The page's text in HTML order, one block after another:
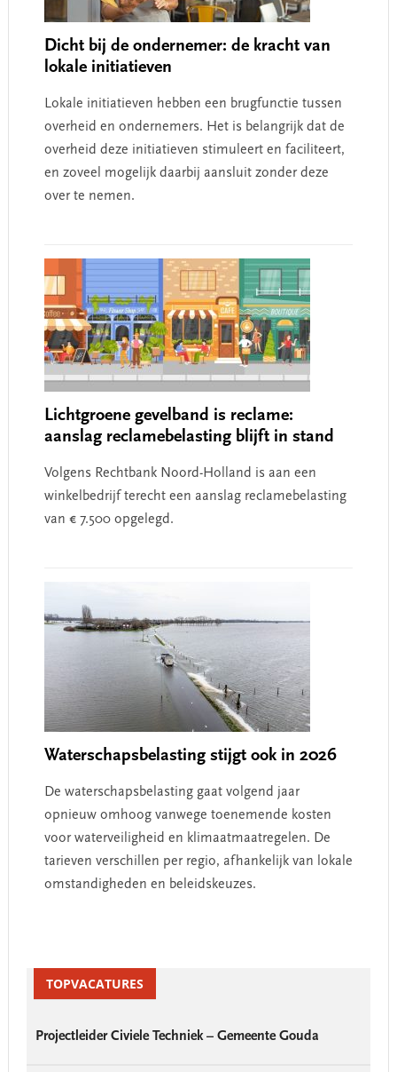
Dicht bij de ondernemer: de kracht van
lokale initiatieven
Lokale initiatieven hebben een brugfunctie tussen
overheid en ondernemers. Het is belangrijk dat de
overheid deze initiatieven stimuleert en faciliteert,
en zoveel mogelijk daarbij aansluit zonder deze
over te nemen.
Lichtgroene gevelband is reclame:
aanslag reclamebelasting blijft in stand
Volgens Rechtbank Noord-Holland is aan een
winkelbedrijf terecht een aanslag reclamebelasting
van € 7.500 opgelegd.
Waterschapsbelasting stijgt ook in 2026
De waterschapsbelasting gaat volgend jaar
opnieuw omhoog vanwege toenemende kosten
voor waterveiligheid en klimaatmaatregelen. De
tarieven verschillen per regio, afhankelijk van lokale
omstandigheden en beleidskeuzes.
SidebarTOPVACATURES
Projectleider Civiele Techniek – Gemeente Gouda